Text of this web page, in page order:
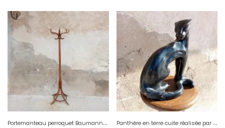
P
ortemanteau perroquet Baumann vintage
P
anthère en terre cuite réalisée par un artiste